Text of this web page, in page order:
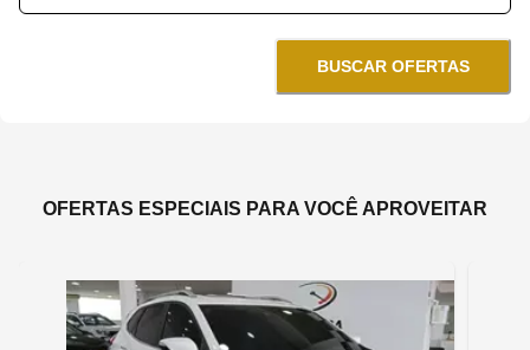
BUSCAR OFERTAS
OFERTAS ESPECIAIS PARA VOCÊ APROVEITAR